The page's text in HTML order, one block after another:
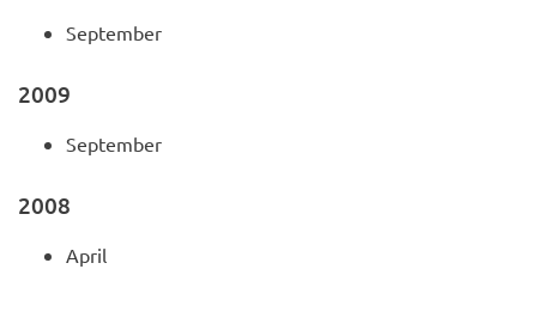
September
2009
September
2008
April